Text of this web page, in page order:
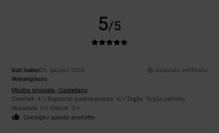
5/5
Irati Isabel25. giugno 2026
Acquisto verificato
Meraviglioso
Mostra originale - Castellano
Comfort: 4/5 Rapporto qualità-prezzo: 4/5 Taglia: Taglia perfetta
Materiale: 5/5 Colore: 5/5
Consiglio questo prodotto